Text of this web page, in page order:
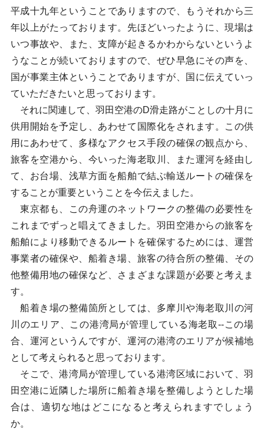
平成十九年ということでありますので、もうそれから三
年以上がたっております。先ほどいったように、現場は
いつ事故や、また、支障が起きるかわからないというよ
うなことが続いておりますので、ぜひ早急にその声を、
国が事業主体ということでありますが、国に伝えていっ
ていただきたいと思っております。
それに関連して、羽田空港のD滑走路がことしの十月に
供用開始を予定し、あわせて国際化をされます。この供
用にあわせて、多様なアクセス手段の確保の観点から、
旅客を空港から、今いった海老取川、また運河を経由し
て、お台場、浅草方面を船舶で結ぶ輸送ルートの確保を
することが重要ということを今伝えました。
東京都も、この舟運のネットワークの整備の必要性を
これまでずっと唱えてきました。羽田空港からの旅客を
船舶により移動できるルートを確保するためには、運営
事業者の確保や、船着き場、旅客の待合所の整備、その
他整備用地の確保など、さまざまな課題が必要と考えま
す。
船着き場の整備箇所としては、多摩川や海老取川の河
川のエリア、この港湾局が管理している海老取--この場
合、運河というんですが、運河の港湾のエリアが候補地
として考えられると思っております。
そこで、港湾局が管理している港湾区域において、羽
田空港に近隣した場所に船着き場を整備しようとした場
合は、適切な地はどこになると考えられますでしょう
か。